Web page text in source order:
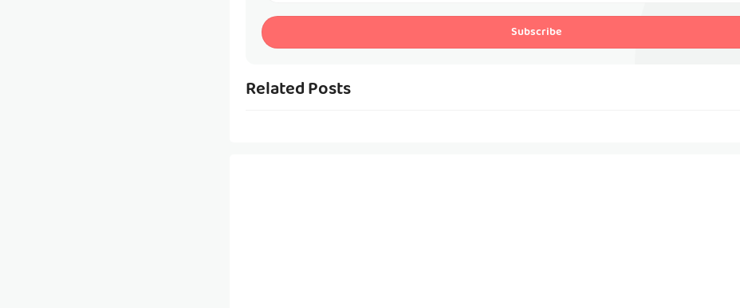
Subscribe
Related Posts